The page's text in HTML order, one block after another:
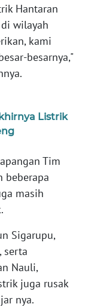
Hantaran
di wilayah
kami
besarnya,"
Listrik
Tim
beberapa
masih
Sigarupu,
serta
Nauli,
juga rusak
nya.